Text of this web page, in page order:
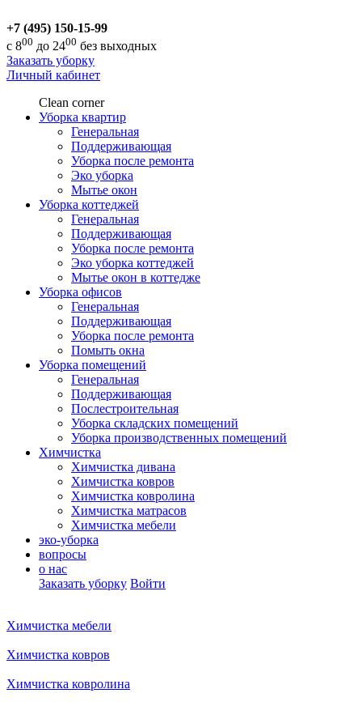
+7 (495) 150-15-99
с 800 до 2400 без выходных
Заказать уборку
Личный кабинет
Clean corner
Уборка квартир
Генеральная
Поддерживающая
Уборка после ремонта
Эко уборка
Мытье окон
Уборка коттеджей
Генеральная
Поддерживающая
Уборка после ремонта
Эко уборка коттеджей
Мытье окон в коттедже
Уборка офисов
Генеральная
Поддерживающая
Уборка после ремонта
Помыть окна
Уборка помещений
Генеральная
Поддерживающая
Послестроительная
Уборка складских помещений
Уборка производственных помещений
Химчистка
Химчистка дивана
Химчистка ковров
Химчистка ковролина
Химчистка матрасов
Химчистка мебели
эко-уборка
вопросы
о нас
Заказать уборку Войти
Химчистка мебели
Химчистка ковров
Химчистка ковролина